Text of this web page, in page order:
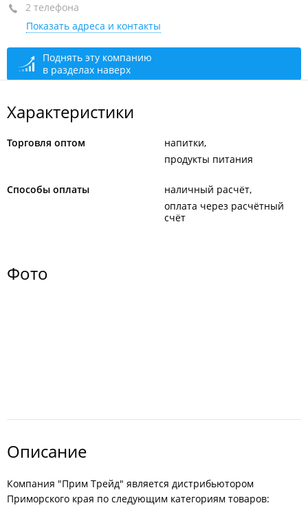
склад №9
+7 (423) 268-78-59
+7 (423) 259-51-96
сегодня закрыто
2 телефона
Показать адреса и контакты
Поднять эту компанию
в разделах наверх
Характеристики
Торговля оптом
напитки
продукты питания
Способы оплаты
наличный расчёт
оплата через расчётный
счёт
Фото
Описание
Компания "Прим Трейд" является дистрибьютором
Приморского края по следующим категориям товаров: